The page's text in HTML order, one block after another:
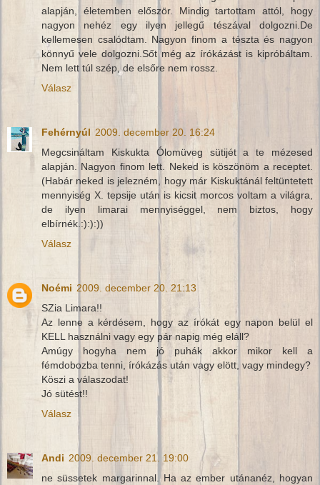
alapján, életemben először. Mindig tartottam attól, hogy
nagyon nehéz egy ilyen jellegű tészával dolgozni.De
kellemesen csalódtam. Nagyon finom a tészta és nagyon
könnyű vele dolgozni.Sőt még az írókázást is kipróbáltam.
Nem lett túl szép, de elsőre nem rossz.
Válasz
Fehérnyúl 2009. december 20. 16:24
Megcsináltam Kiskukta Ólomüveg sütijét a te mézesed
alapján. Nagyon finom lett. Neked is köszönöm a receptet.
(Habár neked is jelezném, hogy már Kiskuktánál feltüntetett
mennyiség X. tepsije után is kicsit morcos voltam a világra,
de ilyen limarai mennyiséggel, nem biztos, hogy
elbírnék.:):):))
Válasz
Noémi 2009. december 20. 21:13
SZia Limara!!
Az lenne a kérdésem, hogy az írókát egy napon belül el
KELL használni vagy egy pár napig még eláll?
Amúgy hogyha nem jó puhák akkor mikor kell a
fémdobozba tenni, írókázás után vagy elött, vagy mindegy?
Köszi a válaszodat!
Jó sütést!!
Válasz
Andi 2009. december 21. 19:00
ne süssetek margarinnal. Ha az ember utánanéz, hogyan